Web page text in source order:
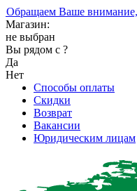
Ваше внимание,
Магазин:
не выбран
Вы рядом с ?
Да
Нет
Способы оплаты
Скидки
Возврат
Вакансии
Юридическим лицам